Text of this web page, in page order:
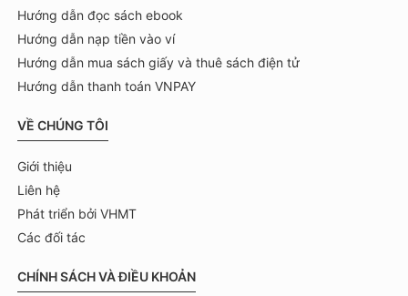
Hướng dẫn đọc sách ebook
Hướng dẫn nạp tiền vào ví
Hướng dẫn mua sách giấy và thuê sách điện tử
Hướng dẫn thanh toán VNPAY
VỀ CHÚNG TÔI
Giới thiệu
Liên hệ
Phát triển bởi VHMT
Các đối tác
CHÍNH SÁCH VÀ ĐIỀU KHOẢN